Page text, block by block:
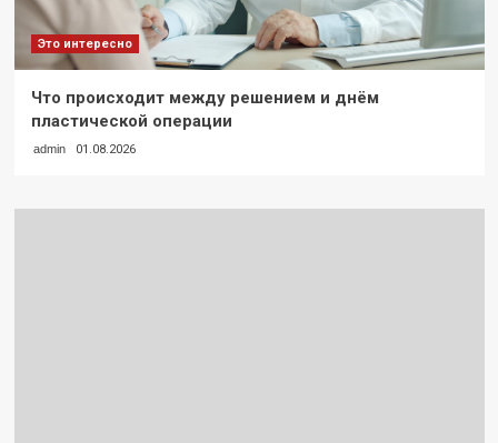
Это интересно
Что происходит между решением и днём
пластической операции
admin 01.08.2026